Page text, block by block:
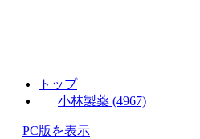
トップ
小林製薬 (4967)
PC版を表示